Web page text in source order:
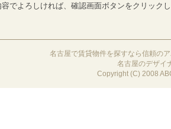
容でよろしければ、確認画面ボタンをクリック
名古屋で賃貸物件を探すなら信頼の
名古屋のデザイ
Copyright (C) 2008